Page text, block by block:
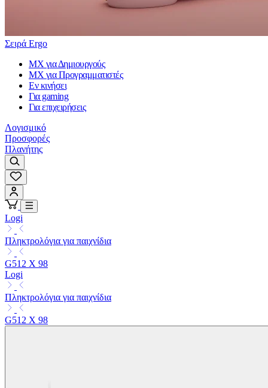
Σειρά Ergo
MX για Δημιουργούς
MX για Προγραμματιστές
Εν κινήσει
Για gaming
Για επιχειρήσεις
Λογισμικό
Προσφορές
Πλανήτης
Logi
Πληκτρολόγια για παιχνίδια
G512 X 98
Logi
Πληκτρολόγια για παιχνίδια
G512 X 98